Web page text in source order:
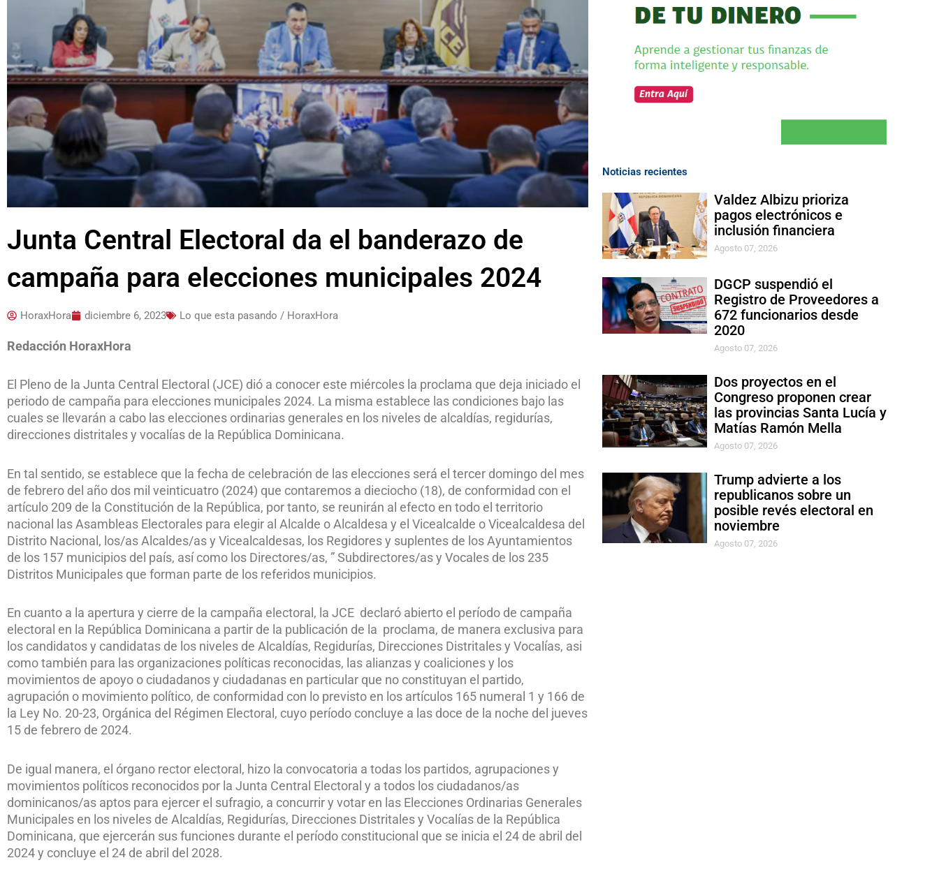
Junta Central Electoral da el banderazo de
campaña para elecciones municipales 2024
HoraxHora diciembre 6, 2023 Lo que esta pasando / HoraxHora
Redacción HoraxHora
El Pleno de la Junta Central Electoral (JCE) dió a conocer este miércoles la proclama que deja iniciado el
periodo de campaña para elecciones municipales 2024. La misma establece las condiciones bajo las
cuales se llevarán a cabo las elecciones ordinarias generales en los niveles de alcaldías, regidurías,
direcciones distritales y vocalías de la República Dominicana.
En tal sentido, se establece que la fecha de celebración de las elecciones será el tercer domingo del mes
de febrero del año dos mil veinticuatro (2024) que contaremos a dieciocho (18), de conformidad con el
artículo 209 de la Constitución de la República, por tanto, se reunirán al efecto en todo el territorio
nacional las Asambleas Electorales para elegir al Alcalde o Alcaldesa y el Vicealcalde o Vicealcaldesa del
Distrito Nacional, los/as Alcaldes/as y Vicealcaldesas, los Regidores y suplentes de los Ayuntamientos
de los 157 municipios del país, así como los Directores/as, ” Subdirectores/as y Vocales de los 235
Distritos Municipales que forman parte de los referidos municipios.
En cuanto a la apertura y cierre de la campaña electoral, la JCE declaró abierto el período de campaña
electoral en la República Dominicana a partir de la publicación de la proclama, de manera exclusiva para
los candidatos y candidatas de los niveles de Alcaldías, Regidurías, Direcciones Distritales y Vocalías, asi
como también para las organizaciones políticas reconocidas, las alianzas y coaliciones y los
movimientos de apoyo o ciudadanos y ciudadanas en particular que no constituyan el partido,
agrupación o movimiento político, de conformidad con lo previsto en los artículos 165 numeral 1 y 166 de
la Ley No. 20-23, Orgánica del Régimen Electoral, cuyo período concluye a las doce de la noche del jueves
15 de febrero de 2024.
De igual manera, el órgano rector electoral, hizo la convocatoria a todas los partidos, agrupaciones y
movimientos políticos reconocidos por la Junta Central Electoral y a todos los ciudadanos/as
dominicanos/as aptos para ejercer el sufragio, a concurrir y votar en las Elecciones Ordinarias Generales
Municipales en los niveles de Alcaldías, Regidurías, Direcciones Distritales y Vocalías de la República
Dominicana, que ejercerán sus funciones durante el período constitucional que se inicia el 24 de abril del
2024 y concluye el 24 de abril del 2028.
Noticias recientes
Valdez Albizu prioriza
pagos electrónicos e
inclusión financiera
Agosto 07, 2026
DGCP suspendió el
Registro de Proveedores a
672 funcionarios desde
2020
Agosto 07, 2026
Dos proyectos en el
Congreso proponen crear
las provincias Santa Lucía y
Matías Ramón Mella
Agosto 07, 2026
Trump advierte a los
republicanos sobre un
posible revés electoral en
noviembre
Agosto 07, 2026